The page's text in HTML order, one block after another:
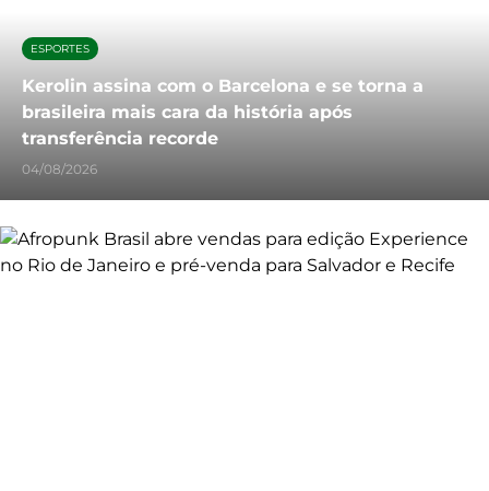
ESPORTES
Kerolin assina com o Barcelona e se torna a
brasileira mais cara da história após
transferência recorde
04/08/2026